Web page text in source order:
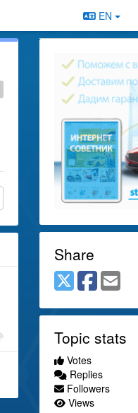
EN
Share
Topic stats
Votes
Replies
Followers
Views